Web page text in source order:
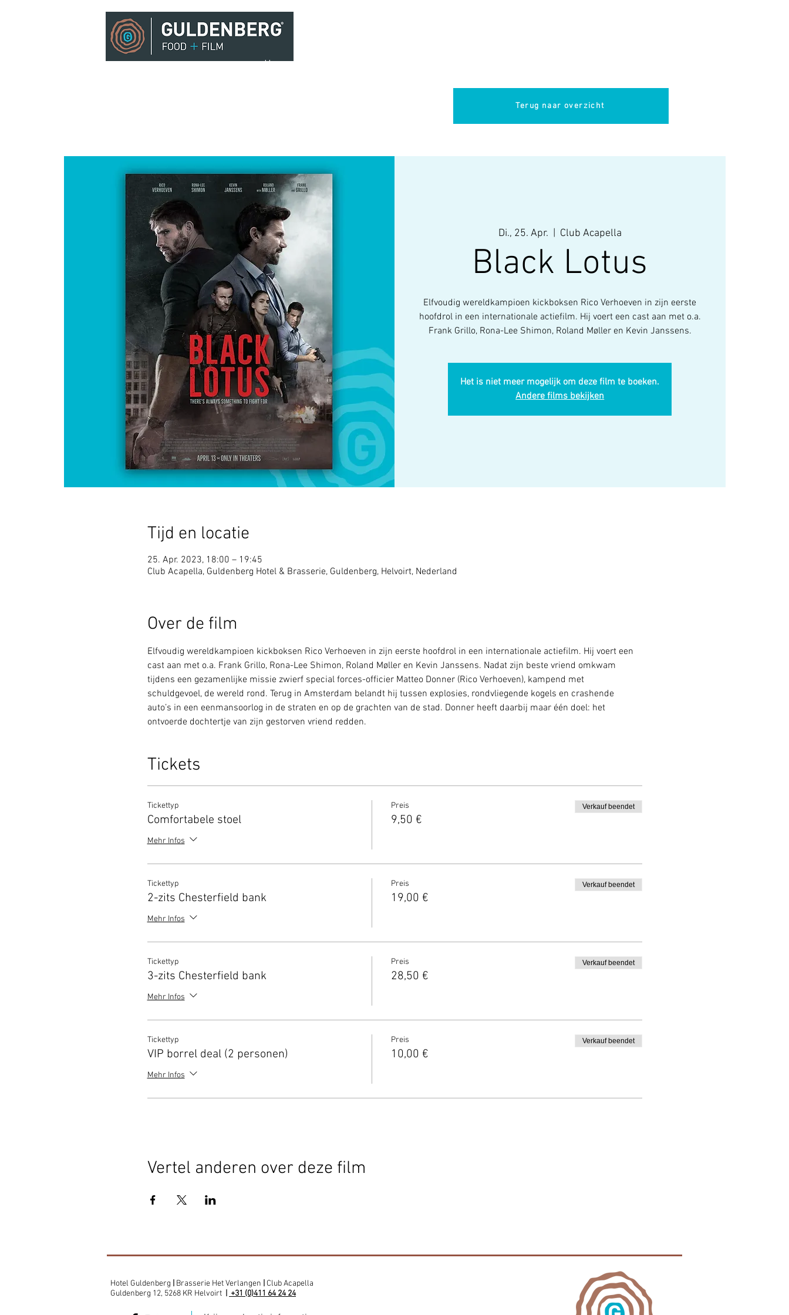
Home
Terug naar overzicht
Di., 25. Apr.
  |
Club Acapella
Black Lotus
Elfvoudig wereldkampioen kickboksen Rico Verhoeven in zijn eerste
hoofdrol in een internationale actiefilm. Hij voert een cast aan met o.a.
Frank Grillo, Rona-Lee Shimon, Roland Møller en Kevin Janssens.
Het is niet meer mogelijk om deze film te boeken.
Andere films bekijken
Tijd en locatie
25. Apr. 2023, 18:00 – 19:45
Club Acapella, Guldenberg Hotel & Brasserie, Guldenberg, Helvoirt, Nederland
Over de film
Elfvoudig wereldkampioen kickboksen Rico Verhoeven in zijn eerste hoofdrol in een internationale actiefilm. Hij voert een
cast aan met o.a. Frank Grillo, Rona-Lee Shimon, Roland Møller en Kevin Janssens. Nadat zijn beste vriend omkwam
tijdens een gezamenlijke missie zwierf special forces-officier Matteo Donner (Rico Verhoeven), kampend met
schuldgevoel, de wereld rond. Terug in Amsterdam belandt hij tussen explosies, rondvliegende kogels en crashende
auto’s in een eenmansoorlog in de straten en op de grachten van de stad. Donner heeft daarbij maar één doel: het
ontvoerde dochtertje van zijn gestorven vriend redden.
Tickets
Tickettyp
Comfortabele stoel
Mehr Infos
Preis
9,50 €
Verkauf beendet
Tickettyp
2-zits Chesterfield bank
Mehr Infos
Preis
19,00 €
Verkauf beendet
Tickettyp
3-zits Chesterfield bank
Mehr Infos
Preis
28,50 €
Verkauf beendet
Tickettyp
VIP borrel deal (2 personen)
Mehr Infos
Preis
10,00 €
Verkauf beendet
Vertel anderen over deze film
Hotel Guldenberg Brasserie Het Verlangen
Club Acapella
Guldenberg 12, 5268 KR Helvoirt
+31 (0)411 64 24 24